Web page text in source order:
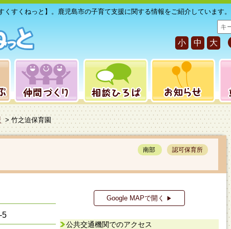
すくねっと】。鹿児島市の子育て支援に関する情報をご紹介しています。
サ
イ
ト
内
小 中 大
> 竹之迫保育園
南部 認可保育所
Google MAPで開く ▶
公共交通機関でのアクセス
5